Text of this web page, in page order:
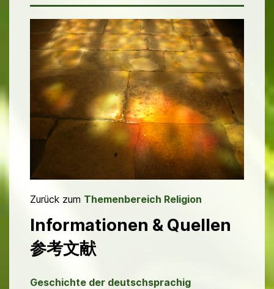
Zurück zum Themenbereich Religion
Informationen & Quellen
参考文献
Geschichte der deutschsprachig